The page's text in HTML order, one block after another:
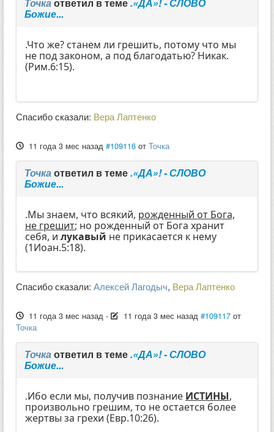
Божие...
.Что же? станем ли грешить, потому что мы
не под законом, а под благодатью? Никак.
(Рим.6:15).
Спасибо сказали: Вера Лаптенко
11 года 3 мес назад #109116 отТочка
Точкаответил в теме.«ДА»! - СЛОВО
Божие...
.Мы знаем, что всякий, рожденный от Бога,
не грешит; но рожденный от Бога хранит
себя, и лукавый не прикасается к нему
(1Иоан.5:18).
Спасибо сказали: Алексей Лагодыч, Вера Лаптенко
11 года 3 мес назад - 11 года 3 мес назад #109117 от
Точка
Точкаответил в теме.«ДА»! - СЛОВО
Божие...
.Ибо если мы, получив познание ИСТИНЫ,
произвольно грешим, то не остается более
жертвы за грехи (Евр.10:26).